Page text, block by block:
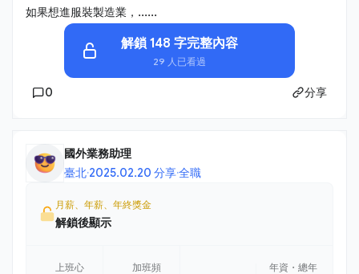
如果想進服裝製造業，......
解鎖 148 字完整內容
29 人已看過
0 分享
國外業務助理
臺北·2025.02.20 分享·全職
月薪、年薪、年終獎金
解鎖後顯示
上班心
加班頻
年資・總年